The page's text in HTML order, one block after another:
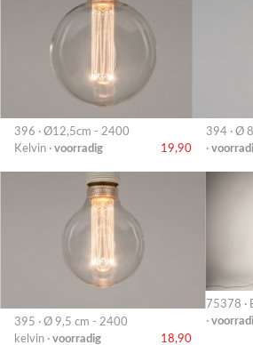
396 · Ø12,5cm - 2400
Kelvin · voorradig 19,90
394 · Ø
·
395 · Ø 9,5 cm - 2400
kelvin · voorradig 18,90
75378 ·
·